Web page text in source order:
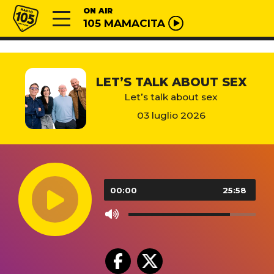
Vai al contenuto
Radio 105 ON AIR
105 MAMACITA
LET’S TALK ABOUT SEX
Let’s talk about sex
03 luglio 2026
Audio
Player
00:00 25:58
Use
keys